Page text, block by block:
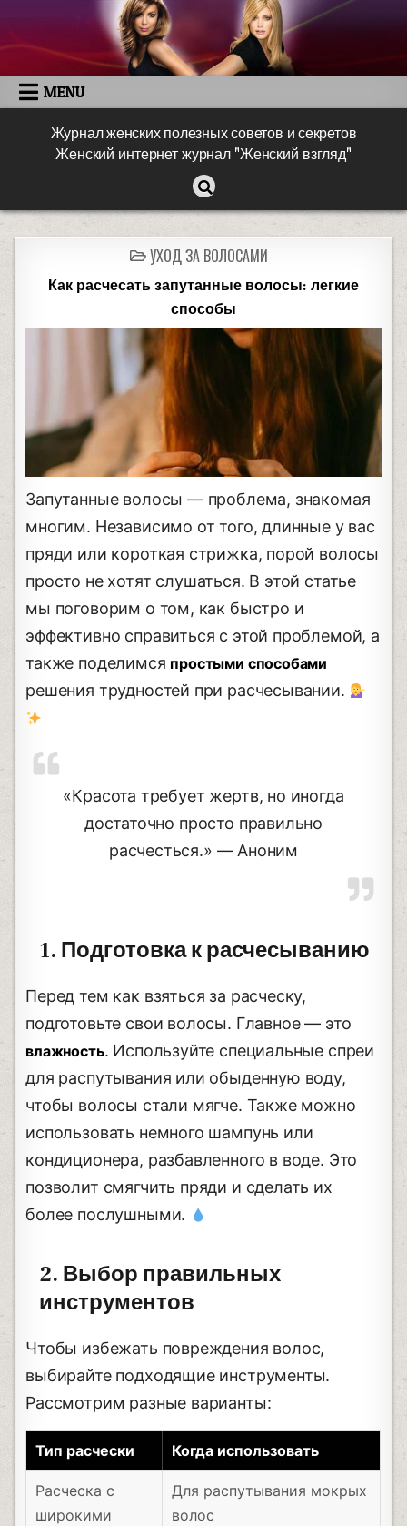
MENU
Журнал женских полезных советов и секретов
Женский интернет журнал "Женский взгляд"
УХОД ЗА ВОЛОСАМИ
Как расчесать запутанные волосы: легкие
способы
Запутанные волосы — проблема, знакомая
многим. Независимо от того, длинные у вас
пряди или короткая стрижка, порой волосы
просто не хотят слушаться. В этой статье
мы поговорим о том, как быстро и
эффективно справиться с этой проблемой, а
также поделимся простыми способами
решения трудностей при расчесывании.
«Красота требует жертв, но иногда
достаточно просто правильно
расчесться.» — Аноним
1. Подготовка к расчесыванию
Перед тем как взяться за расческу,
подготовьте свои волосы. Главное — это
влажность. Используйте специальные спреи
для распутывания или обыденную воду,
чтобы волосы стали мягче. Также можно
использовать немного шампунь или
кондиционера, разбавленного в воде. Это
позволит смягчить пряди и сделать их
более послушными.
2. Выбор правильных
инструментов
Чтобы избежать повреждения волос,
выбирайте подходящие инструменты.
Рассмотрим разные варианты:
Тип расчески Когда использовать
Расческа с
широкими
Для распутывания мокрых
волос